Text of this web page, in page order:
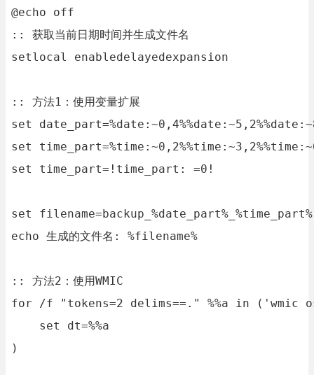
@echo off
:: 获取当前日期时间并生成文件名
setlocal enabledelayedexpansion
:: 方法1：使用变量扩展
set
set
set time_part=!time_part: =0!
set
echo 生成的文件名: %filename%
:: 方法2：使用WMIC
for /f "tokens=2 delims==." %%a in
    set dt=%%a
)